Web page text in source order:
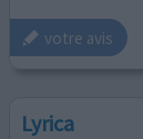
votre avis
Lyrica